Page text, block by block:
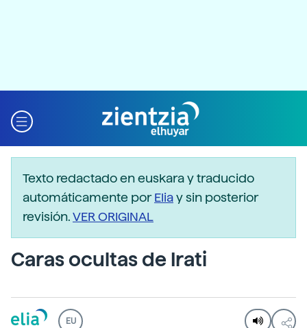
Texto redactado en euskara y traducido
automáticamente porEliay sin posterior
revisión.VER ORIGINAL
Caras ocultas de Irati
EU